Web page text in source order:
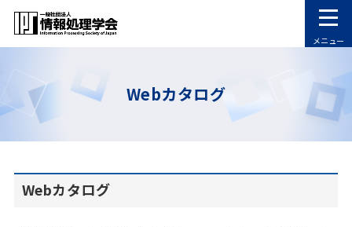
メニュー
Webカタログ
Webカタログ